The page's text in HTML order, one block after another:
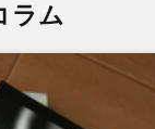
ラム